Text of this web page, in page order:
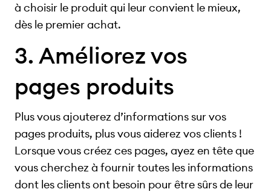
à choisir le produit qui leur convient le mieux,
dès le premier achat.
3. Améliorez vos
pages produits
Plus vous ajouterez d’informations sur vos
pages produits, plus vous aiderez vos clients !
Lorsque vous créez ces pages, ayez en tête que
vous cherchez à fournir toutes les informations
dont les clients ont besoin pour être sûrs de leur